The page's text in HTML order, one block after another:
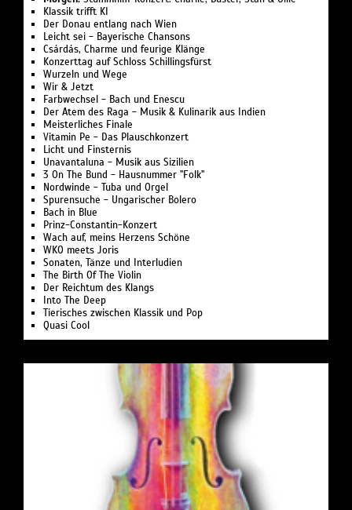
Klassik trifft KI
Der Donau entlang nach Wien
Leicht sei - Bayerische Chansons
Csárdás, Charme und feurige Klänge
Konzerttag auf Schloss Schillingsfürst
Wurzeln und Wege
Wir & Jetzt
Farbwechsel - Bach und Enescu
Der Atem des Raga - Musik & Kulinarik aus Indien
Meisterliches Finale
Vitamin Pe - Das Plauschkonzert
Licht und Finsternis
Unavantaluna - Musik aus Sizilien
3 On The Bund - Hausnummer "Folk"
Nordwinde - Tuba und Orgel
Spurensuche - Ungarischer Bolero
Bach in Blue
Prinz-Constantin-Konzert
Wach auf, meins Herzens Schöne
WKO meets Joris
Sonaten, Tänze und Interludien
The Birth Of The Violin
Der Reichtum des Klangs
Into The Deep
Tierisches zwischen Klassik und Pop
Quasi Cool